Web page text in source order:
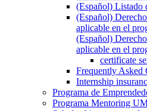
(Español) Listado
(Español)
aplicable en el
(Español)
aplicable en el
certificate
Frequently Asked
Internship
Programa de
Programa Mentoring